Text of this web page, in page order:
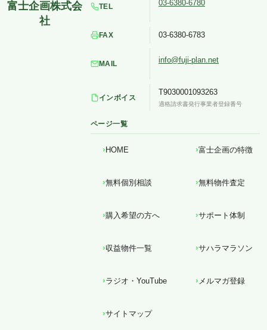
TEL 03-6380-6780
FAX 03-6380-6783
MAIL info@fuji-plan.net
インボイス
T9030001093263
適格請求書発行事業者登録番号
ページ一覧
HOME 富士企画の特徴
無料個別相談 無料物件査定
購入希望の方へ サポート体制
収益物件一覧 サハラマラソン
ラジオ・YouTube メルマガ登録
サイトマップ